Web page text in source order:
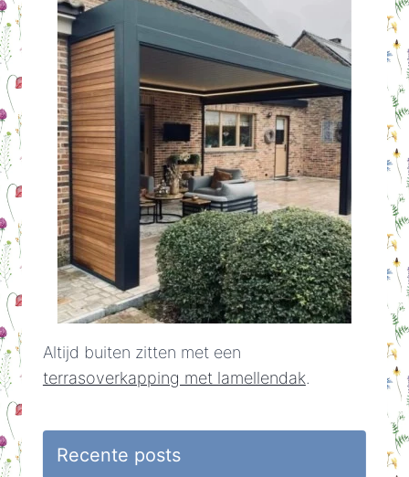
Altijd buiten zitten met een
terrasoverkapping met lamellendak.
Recente posts